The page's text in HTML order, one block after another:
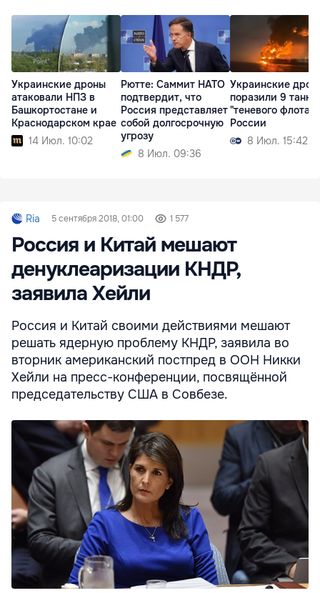
Украинские дроны
атаковали НПЗ в
Башкортостане и
Краснодарском крае
14 Июл. 10:02
Рютте: Саммит НАТО
подтвердит, что
Россия представляет
собой долгосрочную
угрозу
8 Июл. 09:36
Украинские
поразили 9
"теневого флота"
России
8 Июл. 15:42
Ria 5 сентября 2018, 01:00 1 577
Россия и Китай мешают
денуклеаризации КНДР,
заявила Хейли
Россия и Китай своими действиями мешают
решать ядерную проблему КНДР, заявила во
вторник американский постпред в ООН Никки
Хейли на пресс-конференции, посвящённой
председательству США в Совбезе.